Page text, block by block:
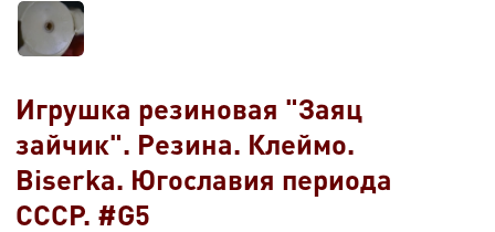
Игрушка резиновая "Заяц
зайчик". Резина. Клеймо.
Biserka. Югославия периода
СССР. #G5